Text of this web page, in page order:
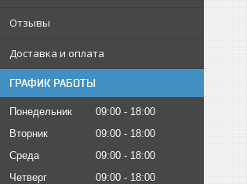
Отзывы
Доставка и оплата
ГРАФИК РАБОТЫ
Понедельник 09:00
18:00
Вторник
09:00
18:00
Среда
09:00
18:00
Четверг
09:00
18:00